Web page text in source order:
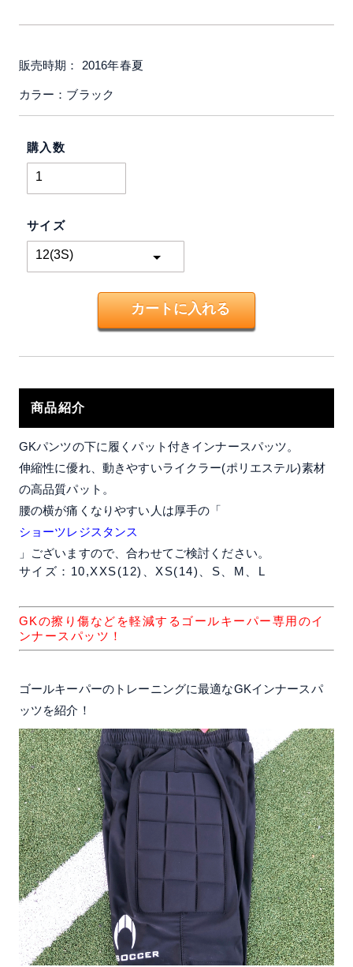
販売時期： 2016年春夏
カラー：ブラック
購入数
サイズ
商品紹介
GKパンツの下に履くパット付きインナースパッツ。
伸縮性に優れ、動きやすいライクラー(ポリエステル)素材
の高品質パット。
腰の横が痛くなりやすい人は厚手の「
ショーツレジスタンス
」ございますので、合わせてご検討ください。
サイズ：10,XXS(12)、XS(14)、S、M、L
GKの擦り傷などを軽減するゴールキーパー専用のイ
ンナースパッツ！
ゴールキーパーのトレーニングに最適なGKインナースパ
ッツを紹介！